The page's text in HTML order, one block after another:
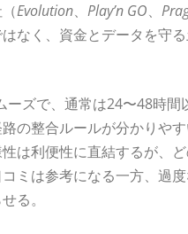
Evolution、 Play’n GO、
なく、資金とデータを守
ーズで、通常は24〜48時間
の整合ルールが分かりやす
は利便性に直結するが、
ミは参考になる一方、過度
る。